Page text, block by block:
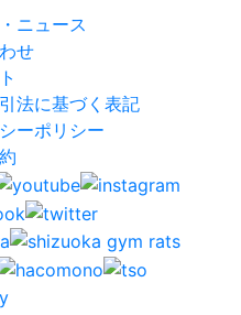
ニュース
せ
法に基づく表記
ーポリシー